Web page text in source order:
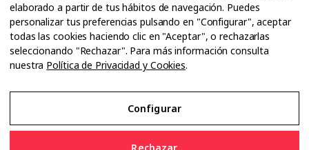
Guías
Dossier
Anuarios
Ofertas de empleo
elaborado a partir de tus hábitos de navegación. Puedes
personalizar tus preferencias pulsando en "Configurar", aceptar
todas las cookies haciendo clic en "Aceptar", o rechazarlas
seleccionando "Rechazar". Para más información consulta
nuestra Política de Privacidad y Cookies.
Configurar
Aviso Legal